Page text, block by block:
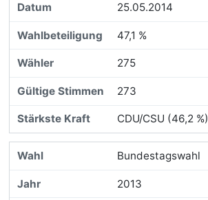
25.05.2014
47,1 %
275
273
CDU/CSU (46,2 %)
Bundestagswahl
2013